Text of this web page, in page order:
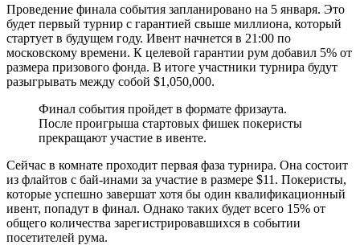
Проведение финала события запланировано на 5 января. Это
будет первый турнир с гарантией свыше миллиона, который
стартует в будущем году. Ивент начнется в 21:00 по
московскому времени. К целевой гарантии рум добавил 5% от
размера призового фонда. В итоге участники турнира будут
разыгрывать между собой $1,050,000.
Финал события пройдет в формате фризаута.
После проигрыша стартовых фишек покеристы
прекращают участие в ивенте.
Сейчас в комнате проходит первая фаза турнира. Она состоит
из флайтов с бай-инами за участие в размере $11. Покеристы,
которые успешно завершат хотя бы один квалификационный
ивент, попадут в финал. Однако таких будет всего 15% от
общего количества зарегистрировавшихся в событии
посетителей рума.